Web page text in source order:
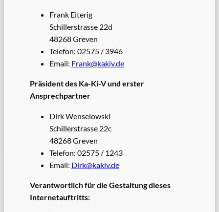
Frank Eiterig
Schillerstrasse 22d
48268 Greven
Telefon: 02575 / 3946
Email: Frank@kakiv.de
Präsident des Ka-Ki-V und erster
Ansprechpartner
Dirk Wenselowski
Schillerstrasse 22c
48268 Greven
Telefon: 02575 / 1243
Email: Dirk@kakiv.de
Verantwortlich für die Gestaltung dieses
Internetauftritts: